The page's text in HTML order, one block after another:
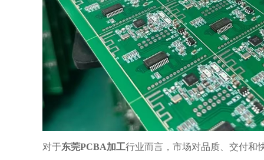
对于东莞PCBA加工行业而言，市场对品质、交付和